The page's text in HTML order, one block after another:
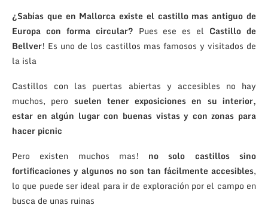
¿Sabías que en Mallorca existe el castillo mas antiguo de
Europa con forma circular? Pues ese es el Castillo de
Bellver! Es uno de los castillos mas famosos y visitados de
la isla
Castillos con las puertas abiertas y accesibles no hay
muchos, pero suelen tener exposiciones en su interior,
estar en algún lugar con buenas vistas y con zonas para
hacer picnic
Pero existen muchos mas! no solo castillos sino
fortificaciones y algunos no son tan fácilmente accesibles,
lo que puede ser ideal para ir de exploración por el campo en
busca de unas ruinas